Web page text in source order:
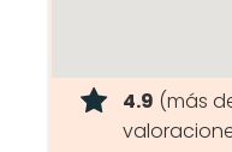
4.9 (más